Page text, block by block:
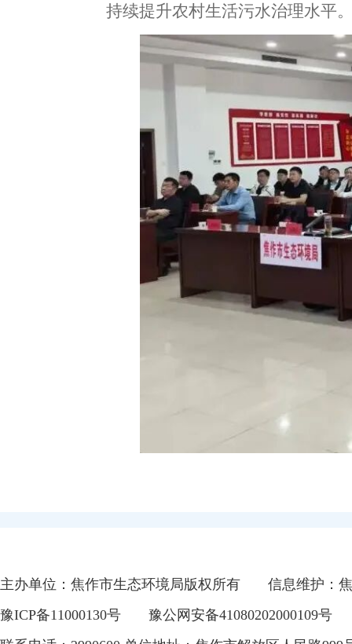
持续提升农村生活污水治理水平
主办单位：焦作市生态环境局版权所有
信息维护：
豫ICP备11000130号
豫公网安备41080202000109号